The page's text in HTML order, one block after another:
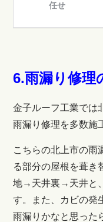
6.雨漏り修理
金子ルーフ工業では
雨漏り修理を多数施
こちらの北上市の雨
る部分の屋根を葺
地→天井裏→天井と
す。また、カビの発
雨漏りかなと思った